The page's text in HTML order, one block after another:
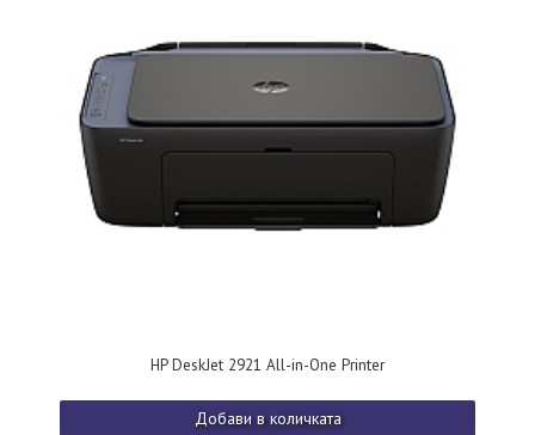
HP DeskJet 2921 All-in-One Printer
Добави в количката